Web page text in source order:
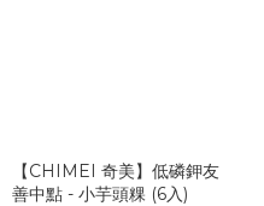
【CHIMEI 奇美】低磷鉀友
善中點 - 小芋頭粿 (6入)